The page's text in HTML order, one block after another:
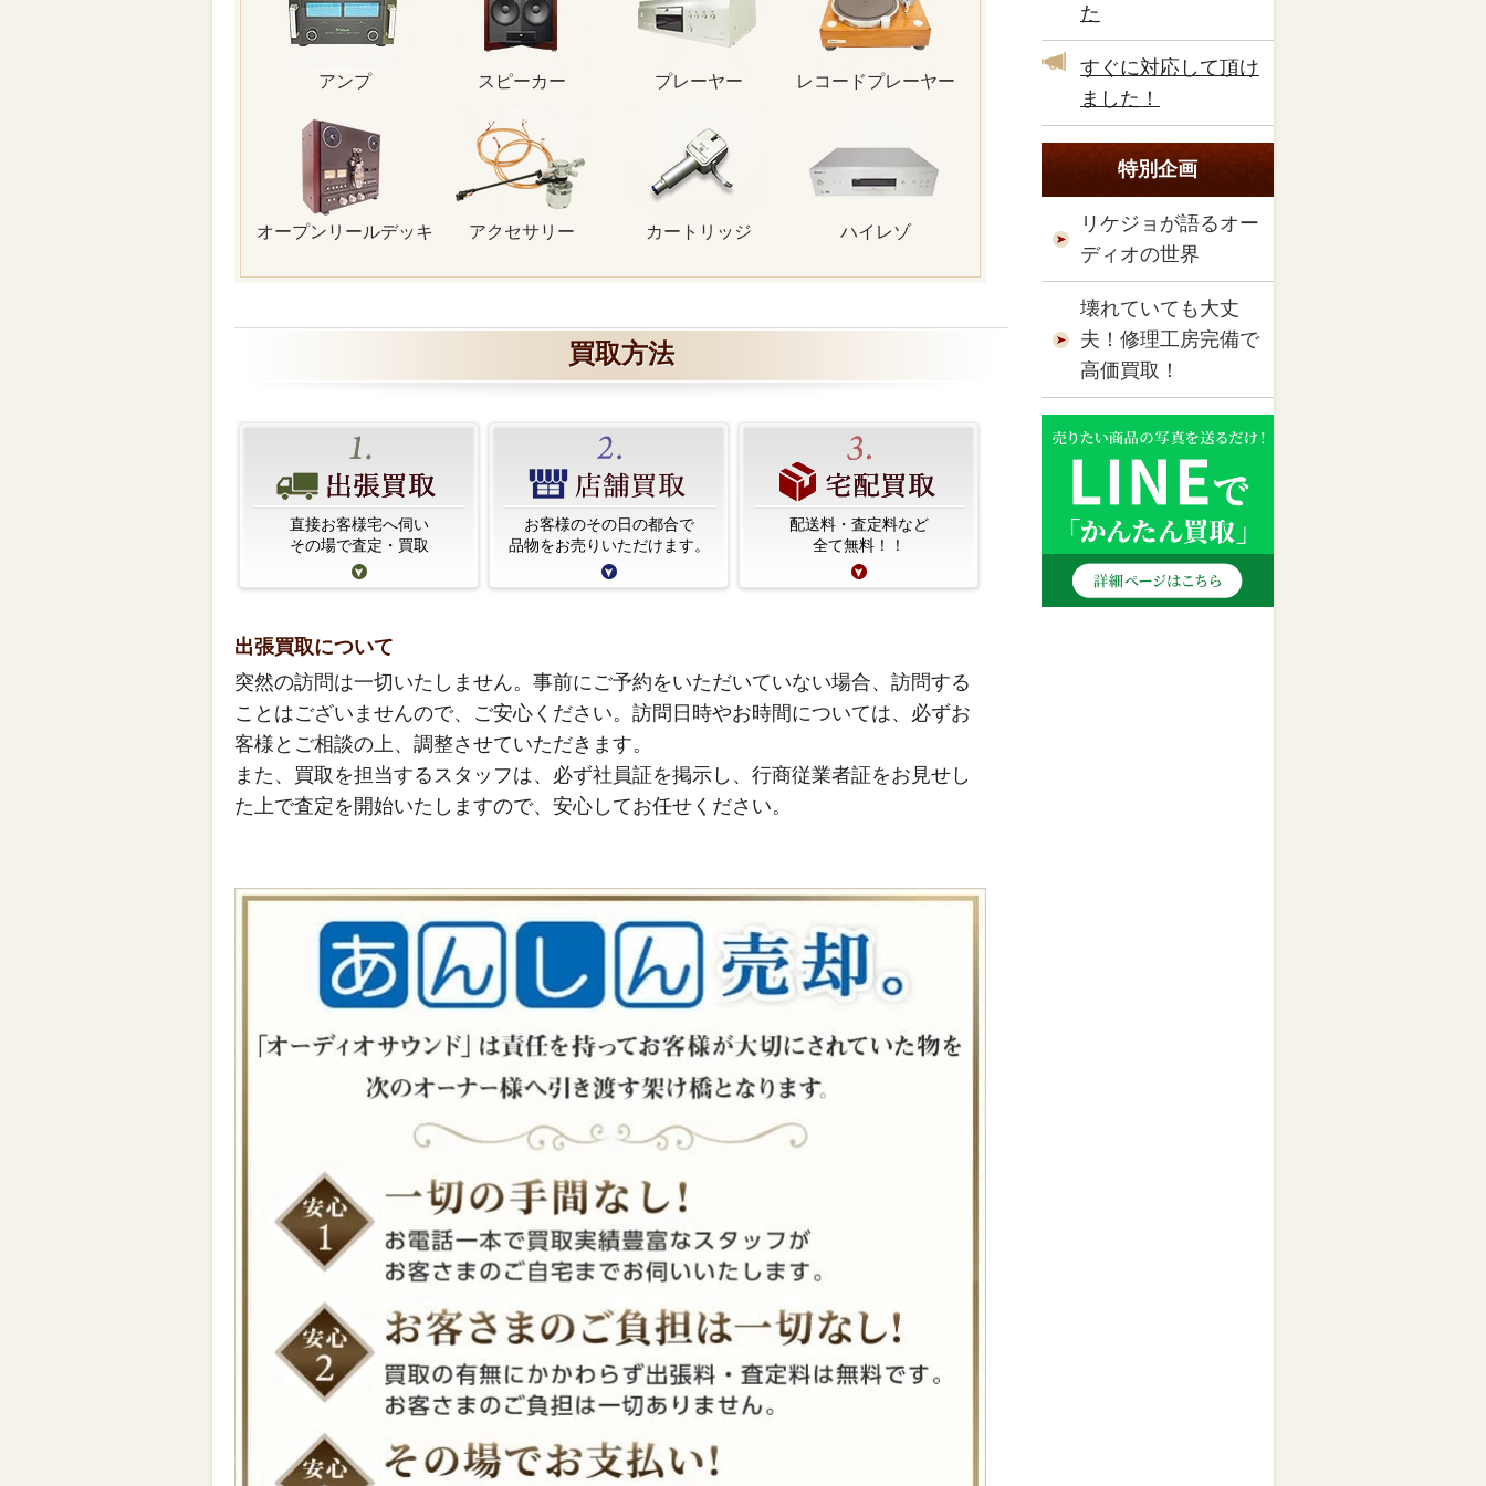
アンプ スピーカー プレーヤー レコードプレーヤー
オープンリールデッキ アクセサリー カートリッジ ハイレゾ
買取方法
直接お客様宅へ伺い
その場で査定・買取
お客様のその日の都合で
品物をお売りいただけます。
配送料・査定料など
全て無料！！
出張買取について
突然の訪問は一切いたしません。事前にご予約をいただいていない場合、訪問する
ことはございませんので、ご安心ください。訪問日時やお時間については、必ずお
客様とご相談の上、調整させていただきます。
また、買取を担当するスタッフは、必ず社員証を掲示し、行商従業者証をお見せし
た上で査定を開始いたしますので、安心してお任せください。
た
すぐに対応して頂け
ました！
特別企画
リケジョが語るオー
ディオの世界
壊れていても大丈
夫！修理工房完備で
高価買取！